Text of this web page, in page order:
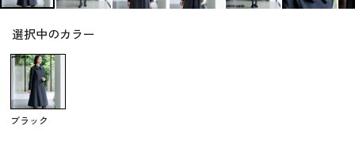
選択中のカラー
ブラック